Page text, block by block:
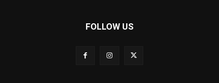
FOLLOW US